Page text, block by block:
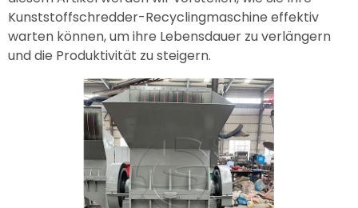
Kunststoffschredder-Recyclingmaschine effektiv
warten können, um ihre Lebensdauer zu verlängern
und die Produktivität zu steigern.